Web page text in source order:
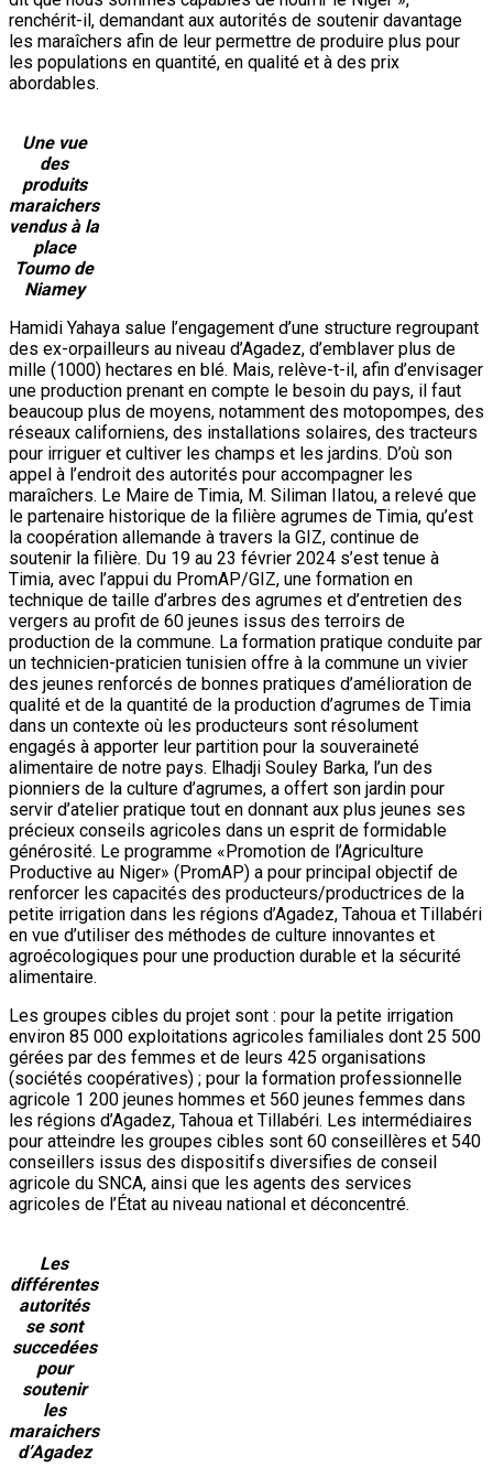
renchérit-il, demandant aux autorités de soutenir davantage
les maraîchers afin de leur permettre de produire plus pour
les populations en quantité, en qualité et à des prix
abordables.
Une vue
des
produits
maraichers
vendus à la
place
Toumo de
Niamey
Hamidi Yahaya salue l’engagement d’une structure regroupant
des ex-orpailleurs au niveau d’Agadez, d’emblaver plus de
mille (1000) hectares en blé. Mais, relève-t-il, afin d’envisager
une production prenant en compte le besoin du pays, il faut
beaucoup plus de moyens, notamment des motopompes, des
réseaux californiens, des installations solaires, des tracteurs
pour irriguer et cultiver les champs et les jardins. D’où son
appel à l’endroit des autorités pour accompagner les
maraîchers. Le Maire de Timia, M. Siliman Ilatou, a relevé que
le partenaire historique de la filière agrumes de Timia, qu’est
la coopération allemande à travers la GIZ, continue de
soutenir la filière. Du 19 au 23 février 2024 s’est tenue à
Timia, avec l’appui du PromAP/GIZ, une formation en
technique de taille d’arbres des agrumes et d’entretien des
vergers au profit de 60 jeunes issus des terroirs de
production de la commune. La formation pratique conduite par
un technicien-praticien tunisien offre à la commune un vivier
des jeunes renforcés de bonnes pratiques d’amélioration de
qualité et de la quantité de la production d’agrumes de Timia
dans un contexte où les producteurs sont résolument
engagés à apporter leur partition pour la souveraineté
alimentaire de notre pays. Elhadji Souley Barka, l’un des
pionniers de la culture d’agrumes, a offert son jardin pour
servir d’atelier pratique tout en donnant aux plus jeunes ses
précieux conseils agricoles dans un esprit de formidable
générosité. Le programme «Promotion de l’Agriculture
Productive au Niger» (PromAP) a pour principal objectif de
renforcer les capacités des producteurs/productrices de la
petite irrigation dans les régions d’Agadez, Tahoua et Tillabéri
en vue d’utiliser des méthodes de culture innovantes et
agroécologiques pour une production durable et la sécurité
alimentaire.
Les groupes cibles du projet sont : pour la petite irrigation
environ 85 000 exploitations agricoles familiales dont 25 500
gérées par des femmes et de leurs 425 organisations
(sociétés coopératives) ; pour la formation professionnelle
agricole 1 200 jeunes hommes et 560 jeunes femmes dans
les régions d’Agadez, Tahoua et Tillabéri. Les intermédiaires
pour atteindre les groupes cibles sont 60 conseillères et 540
conseillers issus des dispositifs diversifies de conseil
agricole du SNCA, ainsi que les agents des services
agricoles de l’État au niveau national et déconcentré.
Les
différentes
autorités
se sont
succedées
pour
soutenir
les
maraichers
d’Agadez